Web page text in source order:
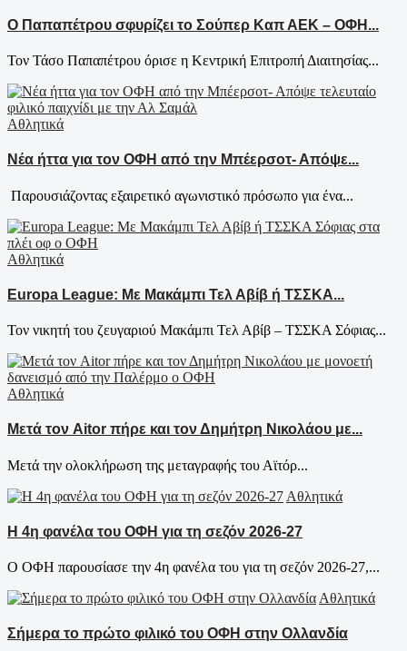
Ο Παπαπέτρου σφυρίζει το Σούπερ Καπ ΑΕΚ – ΟΦΗ...
Τον Τάσο Παπαπέτρου όρισε η Κεντρική Επιτροπή Διαιτησίας...
Αθλητικά
Νέα ήττα για τον ΟΦΗ από την Μπέερσοτ- Απόψε...
Παρουσιάζοντας εξαιρετικό αγωνιστικό πρόσωπο για ένα...
Αθλητικά
Europa League: Με Μακάμπι Τελ Αβίβ ή ΤΣΣΚΑ...
Τον νικητή του ζευγαριού Μακάμπι Τελ Αβίβ – ΤΣΣΚΑ Σόφιας...
Αθλητικά
Μετά τον Aitor πήρε και τον Δημήτρη Νικολάου με...
Μετά την ολοκλήρωση της μεταγραφής του Αϊτόρ...
Αθλητικά
Η 4η φανέλα του ΟΦΗ για τη σεζόν 2026-27
Ο ΟΦΗ παρουσίασε την 4η φανέλα του για τη σεζόν 2026-27,...
Αθλητικά
Σήμερα το πρώτο φιλικό του ΟΦΗ στην Ολλανδία